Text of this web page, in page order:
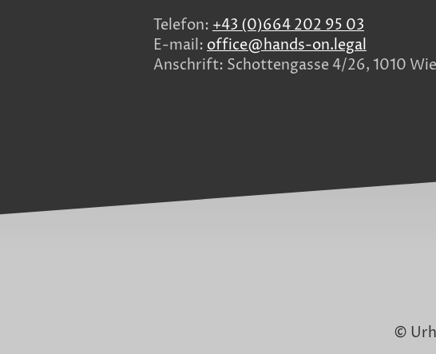
Telefon: +43 (0)664 202 95 03
E-mail: office@hands-on.legal
Anschrift: Schottengasse 4/26, 1010
©